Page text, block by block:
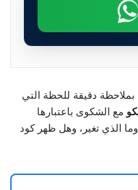
دقيقة للحظة التي
مع الشكوى باعتبارها
الذي تغير، وهل ظهر كود